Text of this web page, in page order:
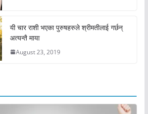
यी चार राशी भएका पुरुषहरुले श्रीमतीलाई गर्छन्
अत्यन्तै माया
August 23, 2019